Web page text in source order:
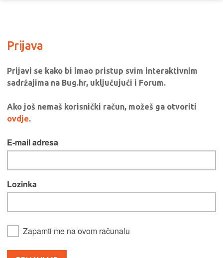
Prijava
Prijavi se kako bi imao pristup svim interaktivnim
sadržajima na Bug.hr, uključujući i Forum.
Ako još nemaš korisnički račun, možeš ga otvoriti
ovdje.
E-mail adresa
Lozinka
Zapamti me na ovom računalu